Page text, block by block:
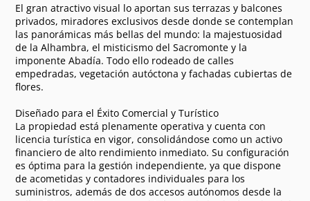
El gran atractivo visual lo aportan sus terrazas y balcones
privados, miradores exclusivos desde donde se contemplan
las panorámicas más bellas del mundo: la majestuosidad
de la Alhambra, el misticismo del Sacromonte y la
imponente Abadía. Todo ello rodeado de calles
empedradas, vegetación autóctona y fachadas cubiertas de
flores.
Diseñado para el Éxito Comercial y Turístico
La propiedad está plenamente operativa y cuenta con
licencia turística en vigor, consolidándose como un activo
financiero de alto rendimiento inmediato. Su configuración
es óptima para la gestión independiente, ya que dispone
de acometidas y contadores individuales para los
suministros, además de dos accesos autónomos desde la